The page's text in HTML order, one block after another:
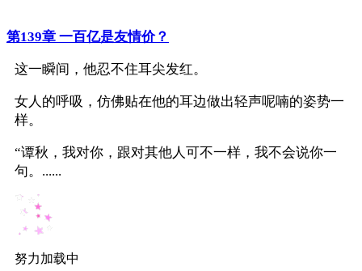
第139章 一百亿是友情价？
这一瞬间，他忍不住耳尖发红。
女人的呼吸，仿佛贴在他的耳边做出轻声呢喃的姿势一
样。
“谭秋，我对你，跟对其他人可不一样，我不会说你一
句。......
努力加载中